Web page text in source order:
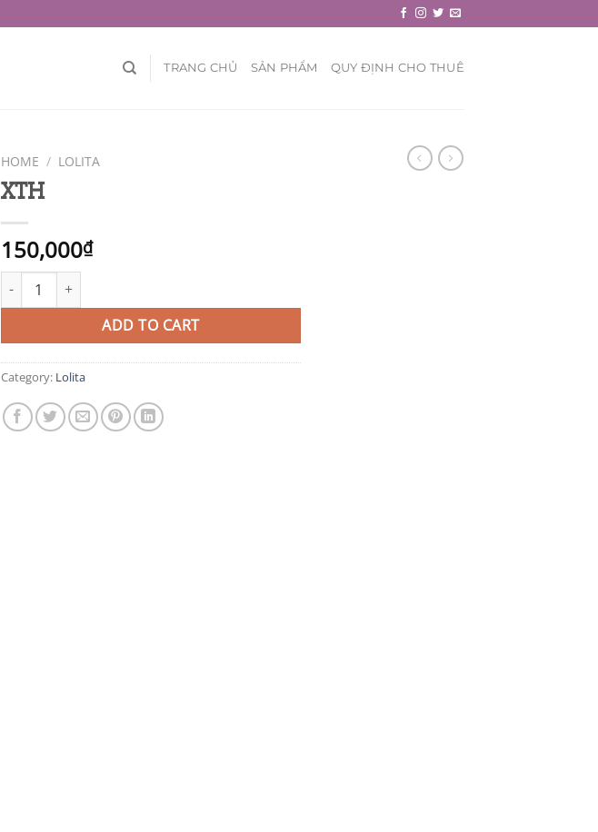
TRANG CHỦ SẢN PHẨM QUY ĐỊNH CHO THUÊ
HOME / LOLITA
XTH
150,000₫
XTH quantity
ADD TO CART
Category: Lolita